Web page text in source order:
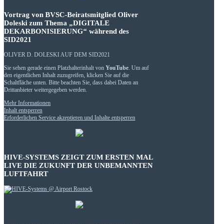
Vortrag von BVSC-Beiratsmitglied Oliver
Doleski zum Thema „DIGITALE
DEKARBONISIERUNG“ während des
SID2021
OLIVER D. DOLESKI AUF DEM SID2021
Sie sehen gerade einen Platzhalterinhalt von YouTube . Um auf
den eigentlichen Inhalt zuzugreifen, klicken Sie auf die
Schaltfläche unten. Bitte beachten Sie, dass dabei Daten an
Drittanbieter weitergegeben werden.
Mehr Informationen
Inhalt entsperren
Erforderlichen Service akzeptieren und Inhalte entsperren
HIVE-SYSTEMS ZEIGT ZUM ERSTEN MAL
LIVE DIE ZUKUNFT DER UNBEMANNTEN
LUFTFAHRT